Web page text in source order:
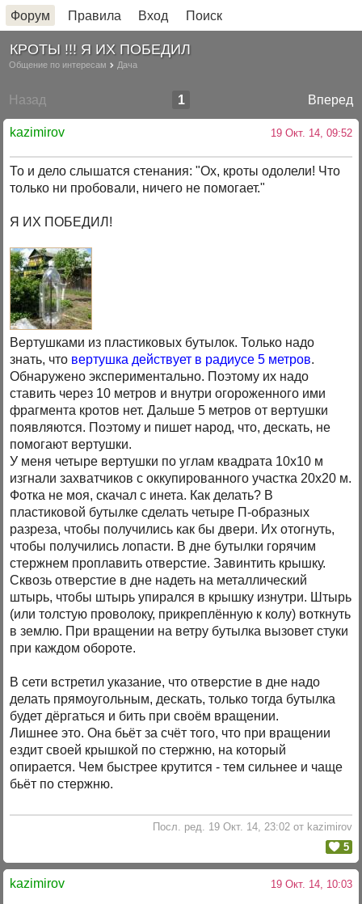
Форум Правила Вход Поиск
КРОТЫ !!! Я ИХ ПОБЕДИЛ
Общение по интересам Дача
Назад Вперед
1
kazimirov 19 Окт. 14, 09:52
То и дело слышатся стенания: "Ох, кроты одолели! Что
только ни пробовали, ничего не помогает."
Я ИХ ПОБЕДИЛ!
Вертушками из пластиковых бутылок. Только надо
знать, что вертушка действует в радиусе 5 метров.
Обнаружено экспериментально. Поэтому их надо
ставить через 10 метров и внутри огороженного ими
фрагмента кротов нет. Дальше 5 метров от вертушки
появляются. Поэтому и пишет народ, что, дескать, не
помогают вертушки.
У меня четыре вертушки по углам квадрата 10х10 м
изгнали захватчиков с оккупированного участка 20х20 м.
Фотка не моя, скачал с инета. Как делать? В
пластиковой бутылке сделать четыре П-образных
разреза, чтобы получились как бы двери. Их отогнуть,
чтобы получились лопасти. В дне бутылки горячим
стержнем проплавить отверстие. Завинтить крышку.
Сквозь отверстие в дне надеть на металлический
штырь, чтобы штырь упирался в крышку изнутри. Штырь
(или толстую проволоку, прикреплённую к колу) воткнуть
в землю. При вращении на ветру бутылка вызовет стуки
при каждом обороте.
В сети встретил указание, что отверстие в дне надо
делать прямоугольным, дескать, только тогда бутылка
будет дёргаться и бить при своём вращении.
Лишнее это. Она бьёт за счёт того, что при вращении
ездит своей крышкой по стержню, на который
опирается. Чем быстрее крутится - тем сильнее и чаще
бьёт по стержню.
Посл. ред. 19 Окт. 14, 23:02 от kazimirov
5
kazimirov 19 Окт. 14, 10:03